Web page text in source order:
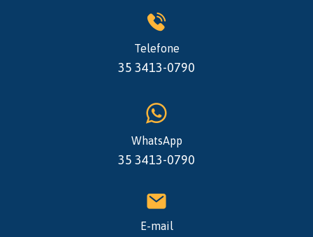
Telefone
35 3413-0790
WhatsApp
35 3413-0790
E-mail